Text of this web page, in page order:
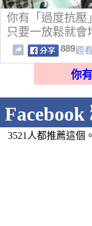
你有「過度抗壓
只要一放鬆就會
889觀看
你
3521人都推薦這個。